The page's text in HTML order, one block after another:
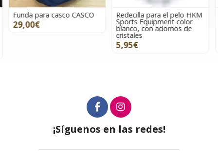
Funda para casco CASCO
29,00€
Redecilla para el pelo HKM
Sports Equipment color
blanco, con adornos de
cristales
5,95€
¡Síguenos en las redes!